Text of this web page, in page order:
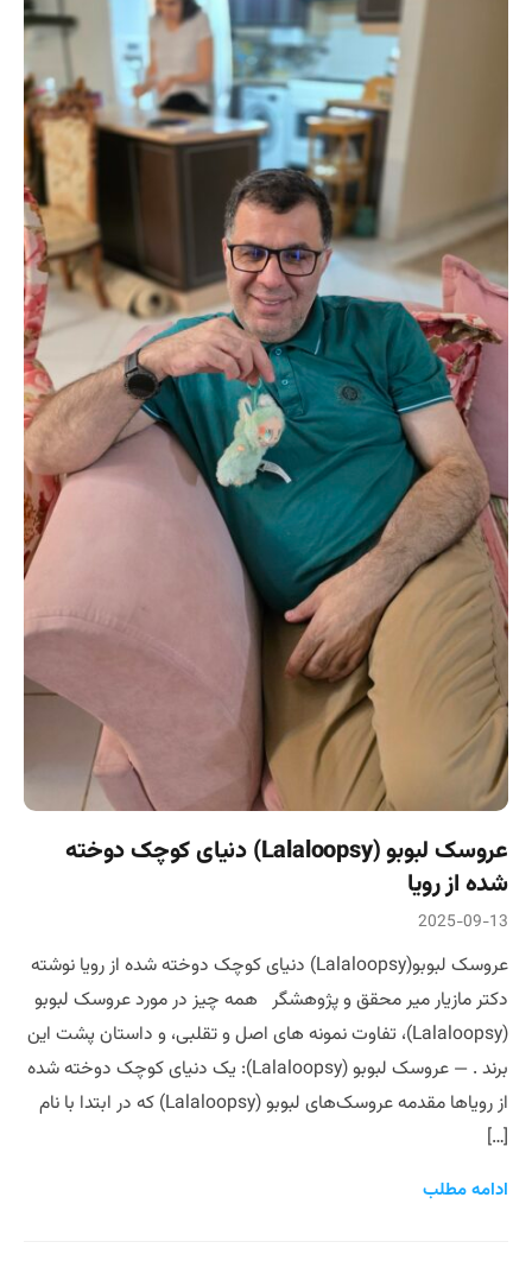
عروسک لبوبو (Lalaloopsy) دنیای کوچک دوخته
شده از رویا
2025-09-13
عروسک لبوبو(Lalaloopsy) دنیای کوچک دوخته شده از رویا نوشته
دکتر مازیار میر محقق و پژوهشگر همه چیز در مورد عروسک لبوبو
(Lalaloopsy)، تفاوت نمونه های اصل و تقلبی، و داستان پشت این
برند . — عروسک لبوبو (Lalaloopsy): یک دنیای کوچک دوخته شده
از رویاها مقدمه عروسک‌های لبوبو (Lalaloopsy) که در ابتدا با نام
[…]
ادامه مطلب